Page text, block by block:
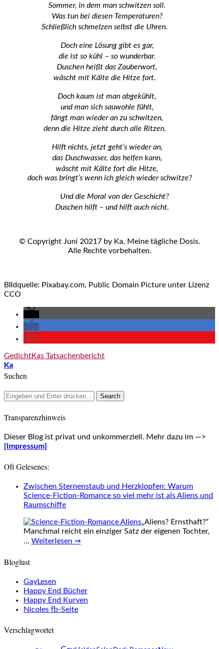
Sommer, in dem man schwitzen soll.
Was tun bei diesen Temperaturen?
Schließlich schmelzen selbst die Uhren.
Doch eine Lösung gibt es gar,
die ist so kühl – so wunderbar.
Duschen heißt das Zauberwort,
wäscht mit Kälte die Hitze fort.
Doch kaum ist man abgekühlt,
und man sich sauwohle fühlt,
fängt man wieder an zu schwitzen,
denn die Hitze zieht durch alle Ritzen.
Hilft nichts, jetzt geht’s wieder an,
das Duschwasser, das helfen kann,
wäscht mit Kälte fort die Hitze,
doch was bringt’s wenn ich gleich wieder schwitze?
Und die Moral von der Geschicht?
Duschen hilft – und hilft auch nicht.
© Copyright Juni 20217 by Ka, Meine tägliche Dosis.
Alle Rechte vorbehalten.
BIldquelle: Pixabay.com, Public Domain Picture unter Lizenz
CCO
GedichtKas Tatsachenbericht
Ka
Suchen
Transparenzhinweis
Dieser Blog ist privat und unkommerziell. Mehr dazu im —>
[Impressum]
Oft Gelesenes:
Zwischen Sternenstaub und Herzklopfen: Warum
Science-Fiction-Romance so viel mehr ist als Aliens und
Raumschiffe
„Aliens? Ernsthaft?“
Manchmal reicht ein einziger Satz der eigenen Tochter,
… Weiterlesen ⇒
Bloglust
GayLesen
Happy End Bücher
Happy End Kurven
Nicoles fb-Seite
Verschlagwortet